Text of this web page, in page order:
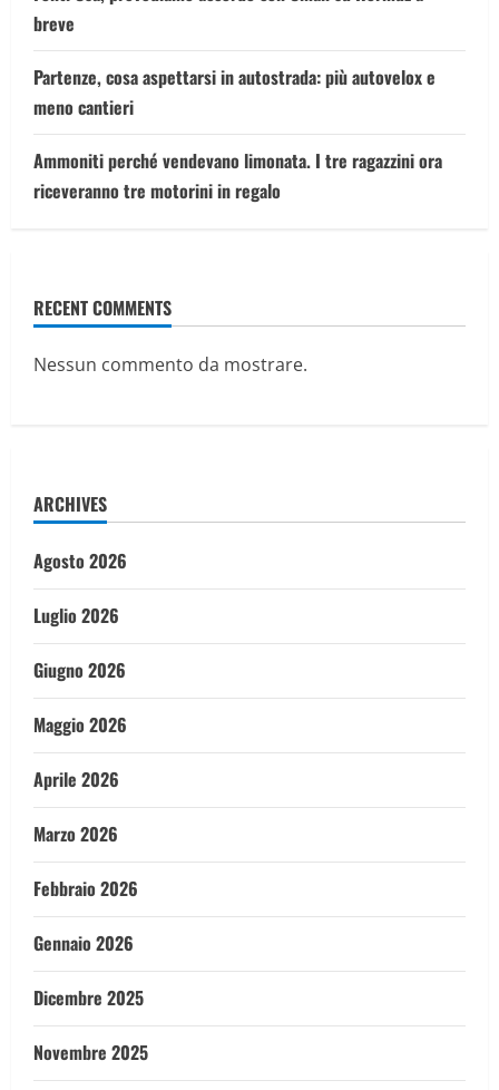
breve
Partenze, cosa aspettarsi in autostrada: più autovelox e
meno cantieri
Ammoniti perché vendevano limonata. I tre ragazzini ora
riceveranno tre motorini in regalo
RECENT COMMENTS
Nessun commento da mostrare.
ARCHIVES
Agosto 2026
Luglio 2026
Giugno 2026
Maggio 2026
Aprile 2026
Marzo 2026
Febbraio 2026
Gennaio 2026
Dicembre 2025
Novembre 2025